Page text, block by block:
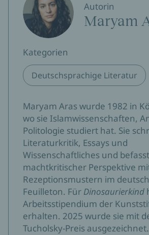
Autorin
Maryam
Kategorien
Deutschsprachige Literatur
Maryam Aras wurde 1982 in
wo sie Islamwissenschaften,
Politologie studiert hat. Sie
Literaturkritik, Essays und
Wissenschaftliches und
machtkritischer Perspektive
Rezeptionsmustern im
Feuilleton. Für Dinosaurierkind
Arbeitsstipendium der
erhalten. 2025 wurde sie mit
Tucholsky-Preis ausgezeichnet.